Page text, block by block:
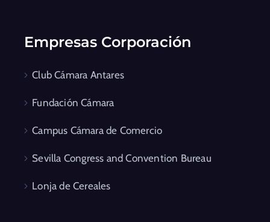
Empresas Corporación
Club Cámara Antares
Fundación Cámara
Campus Cámara de Comercio
Sevilla Congress and Convention Bureau
Lonja de Cereales